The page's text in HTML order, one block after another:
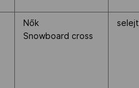
Nők
Snowboard cross